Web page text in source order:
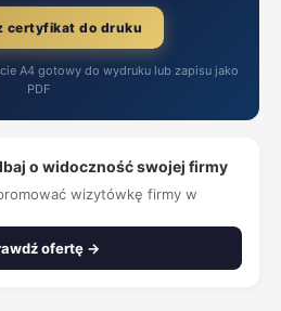
certyfikat do druku
A4 gotowy do wydruku lub zapisu jako
PDF
o widoczność swojej firmy
wizytówkę firmy w
ofertę →